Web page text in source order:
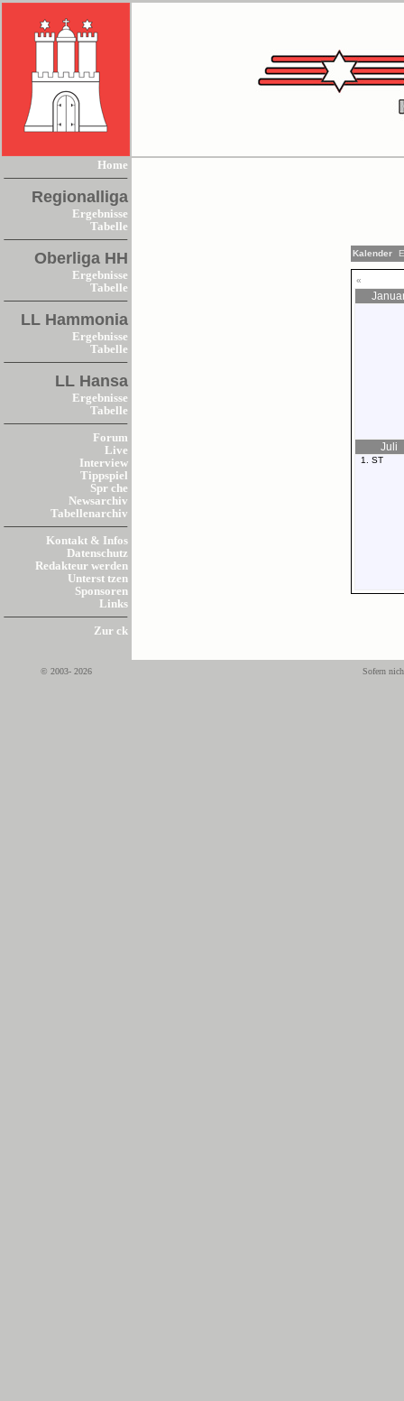
Home
Regionalliga
Ergebnisse
Tabelle
Oberliga HH
Ergebnisse
Tabelle
LL Hammonia
Ergebnisse
Tabelle
LL Hansa
Ergebnisse
Tabelle
Forum
Live
Interview
Tippspiel
Spr che
Newsarchiv
Tabellenarchiv
Kontakt & Infos
Datenschutz
Redakteur werden
Unterst tzen
Sponsoren
Links
Zur ck
Kalender
«
Juli
1. ST
© 2003- 2026 Sofern